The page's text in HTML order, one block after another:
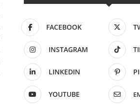
FACEBOOK
INSTAGRAM
LINKEDIN
YOUTUBE